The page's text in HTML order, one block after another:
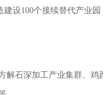
设100个接续替代产业园
石深加工产业集群、鸡西